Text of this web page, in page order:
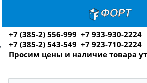
+7 (385-2) 556-999 +7 933-930-2224
+7 (385-2) 543-549 +7 923-710-2224
Просим цены и наличие товара